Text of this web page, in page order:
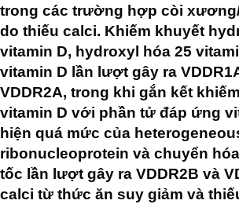
trong các trường hợp còi
do thiếu calci. Khiếm khuyết
vitamin D, hydroxyl hóa 25
vitamin D lần lượt gây ra
VDDR2A, trong khi gắn kết
vitamin D với phần tử đáp ứng
hiện quá mức của
ribonucleoprotein và chuyển
tốc lần lượt gây ra VDDR2B và
calci từ thức ăn suy giảm và